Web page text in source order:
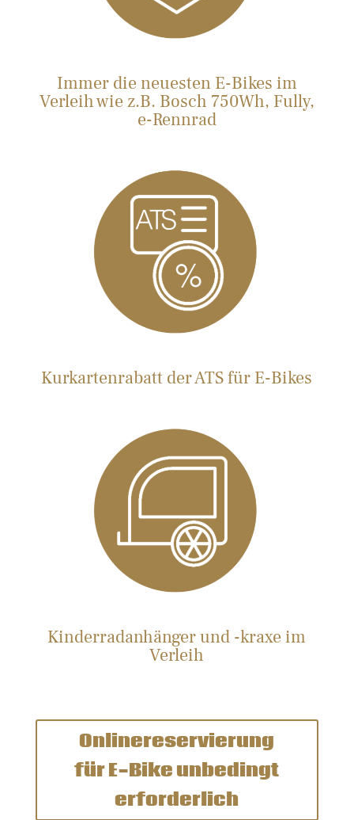
Immer die neuesten E-Bikes im
Verleih wie z.B. Bosch 750Wh, Fully,
e-Rennrad
Kurkartenrabatt der ATS für E-Bikes
Kinderradanhänger und -kraxe im
Verleih
Onlinereservierung
für E-Bike unbedingt
erforderlich